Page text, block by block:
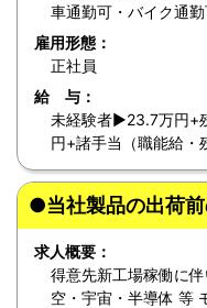
車通勤可・バイク通
雇用形態：
正社員
給 与：
未経験者▶︎23.7万円+
円+諸手当（職能給・
●当社製品の出荷前
求人概要：
得意先新工場稼働に
空・宇宙・半導体 等